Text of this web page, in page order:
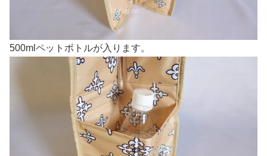
500mlペットボトルが入ります。